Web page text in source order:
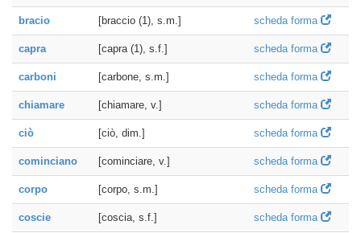
bracio [braccio (1), s.m.] scheda forma
capra [capra (1), s.f.] scheda forma
carboni [carbone, s.m.] scheda forma
chiamare [chiamare, v.] scheda forma
ciò [ciò, dim.] scheda forma
cominciano [cominciare, v.] scheda forma
corpo [corpo, s.m.] scheda forma
coscie [coscia, s.f.] scheda forma